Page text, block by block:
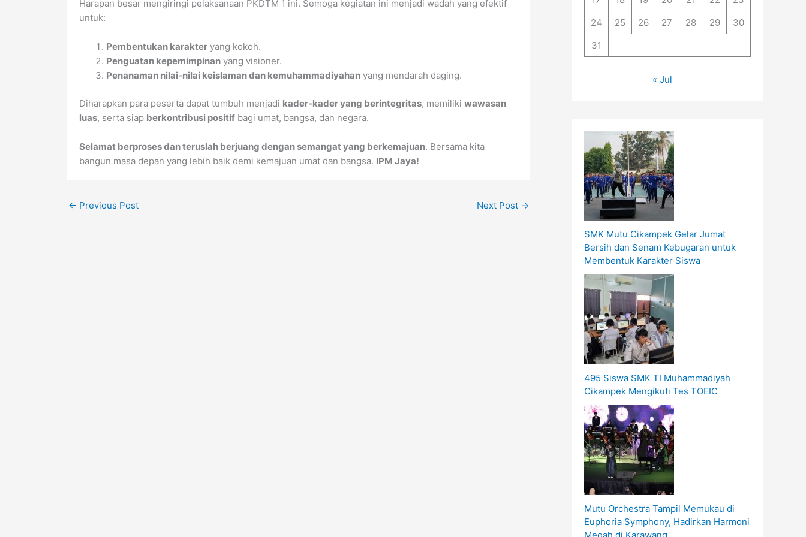
Harapan besar mengiringi pelaksanaan PKDTM 1 ini. Semoga kegiatan ini menjadi wadah yang efektif
untuk:
Pembentukan karakter yang kokoh.
Penguatan kepemimpinan yang visioner.
Penanaman nilai-nilai keislaman dan kemuhammadiyahan yang mendarah daging.
Diharapkan para peserta dapat tumbuh menjadi kader-kader yang berintegritas, memiliki wawasan
luas, serta siap berkontribusi positif bagi umat, bangsa, dan negara.
Selamat berproses dan teruslah berjuang dengan semangat yang berkemajuan. Bersama kita
bangun masa depan yang lebih baik demi kemajuan umat dan bangsa. IPM Jaya!
← Previous Post Next Post →
24
25 26 27 28 29
30
31
« Jul
SMK Mutu Cikampek Gelar Jumat
Bersih dan Senam Kebugaran untuk
Membentuk Karakter Siswa
495 Siswa SMK TI Muhammadiyah
Cikampek Mengikuti Tes TOEIC
Mutu Orchestra Tampil Memukau di
Euphoria Symphony, Hadirkan Harmoni
Megah di Karawang